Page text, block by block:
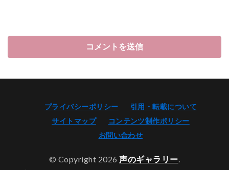
プライバシーポリシー
引用・転載について
サイトマップ
コンテンツ制作ポリシー
お問い合わせ
© Copyright 2026声のギャラリー.